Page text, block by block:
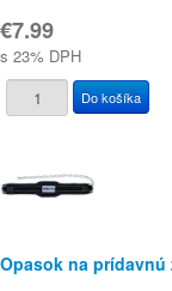
€7.99
s 23% DPH
Opasok na prídavnú